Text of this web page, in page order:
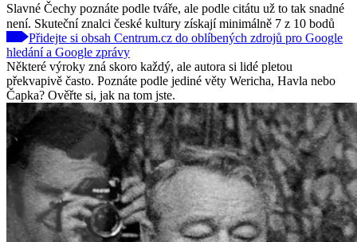
Slavné Čechy poznáte podle tváře, ale podle citátu už to tak snadné
není. Skuteční znalci české kultury získají minimálně 7 z 10 bodů
Přidejte si obsah Centrum.cz do oblíbených zdrojů pro Google
hledání a Google zprávy
Některé výroky zná skoro každý, ale autora si lidé pletou
překvapivě často. Poznáte podle jediné věty Wericha, Havla nebo
Čapka? Ověřte si, jak na tom jste.